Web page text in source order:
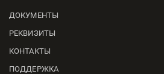
ДОКУМЕНТЫ
РЕКВИЗИТЫ
КОНТАКТЫ
ПОДДЕРЖКА